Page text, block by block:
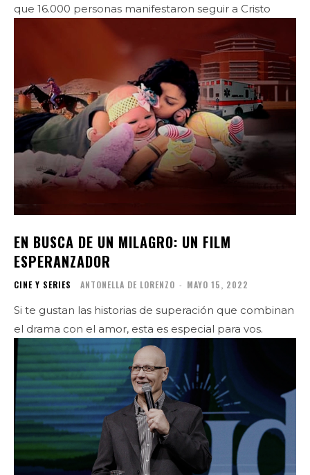
que 16.000 personas manifestaron seguir a Cristo
EN BUSCA DE UN MILAGRO: UN FILM
ESPERANZADOR
CINE Y SERIES ANTONELLA DE LORENZO - MAYO 15, 2022
Si te gustan las historias de superación que combinan
el drama con el amor, esta es especial para vos.